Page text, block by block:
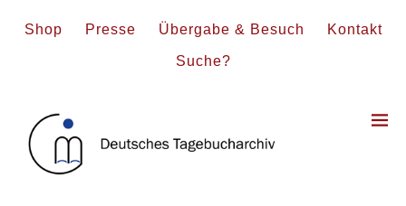
Shop Presse Übergabe & Besuch Kontakt
Suche?